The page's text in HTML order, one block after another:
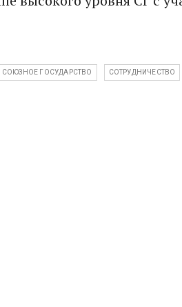
СОЮЗНОЕ ГОСУДАРСТВО СОТРУДНИЧЕСТВО